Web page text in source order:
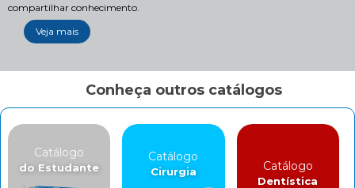
compartilhar conhecimento.
Veja mais
Conheça outros catálogos
Catálogo
do Estudante
Catálogo
Cirurgia Catálogo
Dentística